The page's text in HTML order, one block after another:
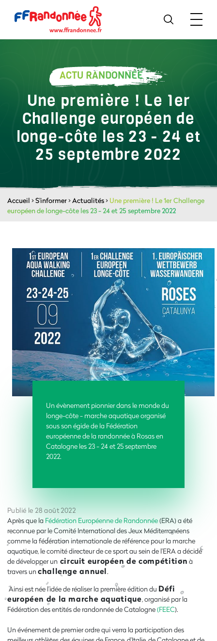
ACTU RANDONNÉE
Une première ! Le 1er
Challenge européen de
longe-côte les 23 - 24 et
25 septembre 2022
Accueil >S'informer>Actualités> Une première ! Le 1er Challenge
européen de longe-côte les 23 - 24 et 25 septembre 2022
Un évènement pionnier dans le monde du
longe-côte - marche aquatique organisé
sous son égide de la Fédération
européenne de la randonnée à Rosas en
Catalogne les 23 - 24 et 25 septembre
2022.
Publié le 28 août 2022
Après que la Fédération Européenne de Randonnée(ERA) a été
reconnue par le Comité International des Jeux Méditerranéens
comme la fédération internationale de référence pour la marche
aquatique, le comité directeur de ce sport au sein de l’ERA a décidé
de développer un circuit européen de compétition à
travers unchallenge annuel.
Ainsi est née l’idée de réaliser la première édition du Défi
européen de la marche aquatique, organisé par la
Fédération des entités de randonnée de Catalogne(FEEC).
Un événement de premier ordre qui verra la participation des